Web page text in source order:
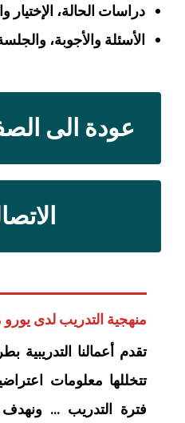
دراسات الحالة، الإختيار
الأسئلة والأجوبة،
عودة الى
منهجية التدريب لدى
تقدم أعمالنا التدريبية
تتخللها معلومات
فترة التدريب …